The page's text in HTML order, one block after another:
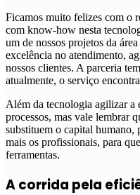
Ficamos muito felizes com o
com know-how nesta
um de nossos projetos da
excelência no atendimento,
nossos clientes. A parceria
atualmente, o serviço
Além da tecnologia agilizar a
processos, mas vale lembrar
substituem o capital humano,
mais os profissionais, para
ferramentas.
A corrida pela